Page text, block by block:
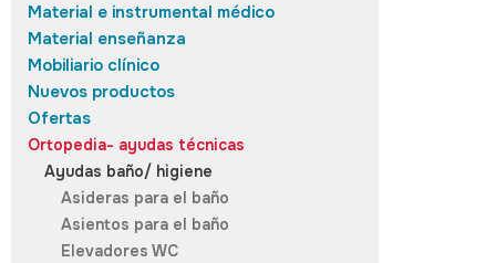
Material e instrumental médico
Material enseñanza
Mobiliario clínico
Nuevos productos
Ofertas
Ortopedia- ayudas técnicas
Ayudas baño/ higiene
Asideras para el baño
Asientos para el baño
Elevadores WC